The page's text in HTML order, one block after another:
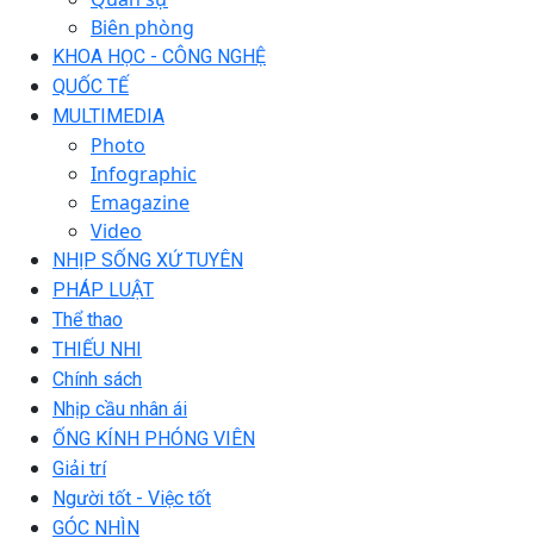
Biên phòng
KHOA HỌC - CÔNG NGHỆ
QUỐC TẾ
MULTIMEDIA
Photo
Infographic
Emagazine
Video
NHỊP SỐNG XỨ TUYÊN
PHÁP LUẬT
Thể thao
THIẾU NHI
Chính sách
Nhịp cầu nhân ái
ỐNG KÍNH PHÓNG VIÊN
Giải trí
Người tốt - Việc tốt
GÓC NHÌN